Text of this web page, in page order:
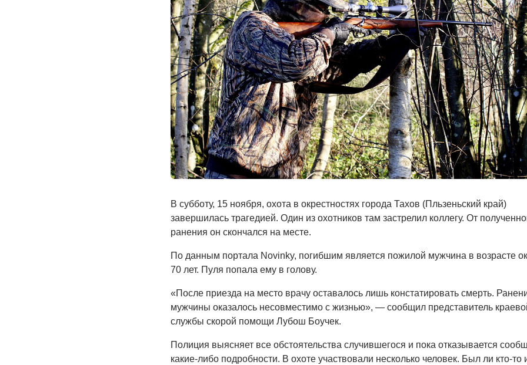
В субботу, 15 ноября, охота в окрестностях города Тахов (Пльзеньский край)
завершилась трагедией. Один из охотников там застрелил коллегу. От
ранения он скончался на месте.
По данным портала Novinky, погибшим является пожилой мужчина в возрасте
70 лет. Пуля попала ему в голову.
«После приезда на место врачу оставалось лишь констатировать смерть.
мужчины оказалось несовместимо с жизнью», — сообщил представитель
службы скорой помощи Лубош Боучек.
Полиция выясняет все обстоятельства случившегося и пока отказывается
какие-либо подробности. В охоте участвовали несколько человек. Был ли кто-то